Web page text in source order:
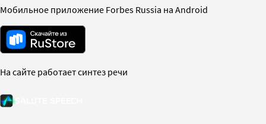
Мобильное приложение Forbes Russia на Android
На сайте работает синтез речи